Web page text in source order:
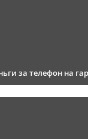
за телефон на